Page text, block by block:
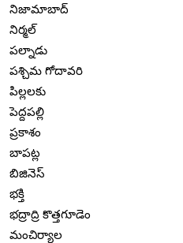
నిజామాబాద్
నిర్మల్
పల్నాడు
పశ్చిమ గోదావరి
పిల్లలకు
పెద్దపల్లి
ప్రకాశం
బాపట్ల
బిజినెస్
భక్తి
భద్రాద్రి కొత్తగూడెం
మంచిర్యాల